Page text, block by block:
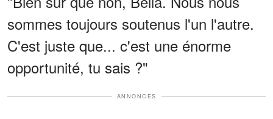
sommes toujours soutenus l'un l'autre.
C'est juste que... c'est une énorme
opportunité, tu sais ?"
ANNONCES